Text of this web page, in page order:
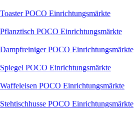
Toaster POCO Einrichtungsmärkte
Pflanztisch POCO Einrichtungsmärkte
Dampfreiniger POCO Einrichtungsmärkte
Spiegel POCO Einrichtungsmärkte
Waffeleisen POCO Einrichtungsmärkte
Stehtischhusse POCO Einrichtungsmärkte